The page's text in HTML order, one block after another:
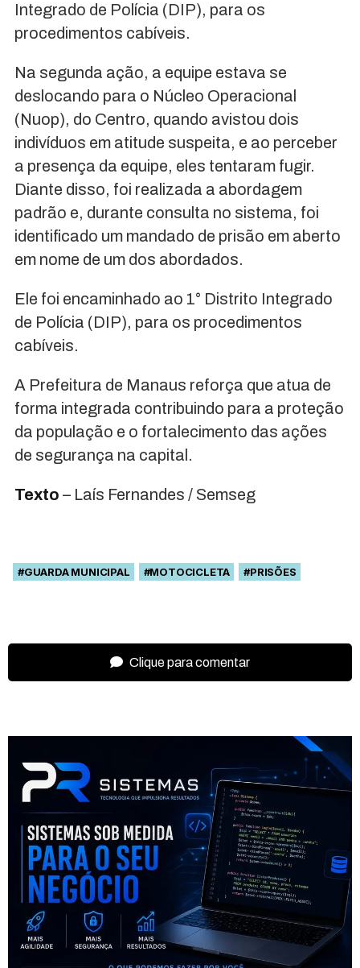
Integrado de Polícia (DIP), para os
procedimentos cabíveis.
Na segunda ação, a equipe estava se
deslocando para o Núcleo Operacional
(Nuop), do Centro, quando avistou dois
indivíduos em atitude suspeita, e ao perceber
a presença da equipe, eles tentaram fugir.
Diante disso, foi realizada a abordagem
padrão e, durante consulta no sistema, foi
identificado um mandado de prisão em aberto
em nome de um dos abordados.
Ele foi encaminhado ao 1° Distrito Integrado
de Polícia (DIP), para os procedimentos
cabíveis.
A Prefeitura de Manaus reforça que atua de
forma integrada contribuindo para a proteção
da população e o fortalecimento das ações
de segurança na capital.
Texto – Laís Fernandes / Semseg
#GUARDA MUNICIPAL #MOTOCICLETA #PRISÕES
Clique para comentar